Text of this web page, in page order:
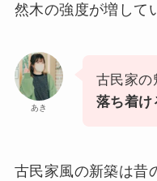
然木の強度が増して
あき
古民家の
落ち着け
古民家風の新築は昔